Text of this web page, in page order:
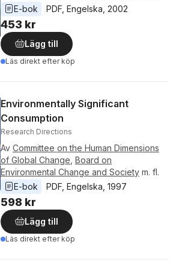
E-bok
PDF Engelska 2002
453 kr
Lägg till
Läs direkt efter köp
Environmentally Significant
Consumption
Research Directions
Av Committee on the Human Dimensions
of Global Change Board on
Environmental Change and Society m. fl.
E-bok
PDF Engelska 1997
598 kr
Lägg till
Läs direkt efter köp